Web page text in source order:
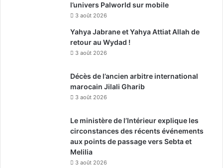
l’univers Palworld sur mobile
3 août 2026
Yahya Jabrane et Yahya Attiat Allah de
retour au Wydad !
3 août 2026
Décès de l’ancien arbitre international
marocain Jilali Gharib
3 août 2026
Le ministère de l’Intérieur explique les
circonstances des récents événements
aux points de passage vers Sebta et
Melilia
3 août 2026